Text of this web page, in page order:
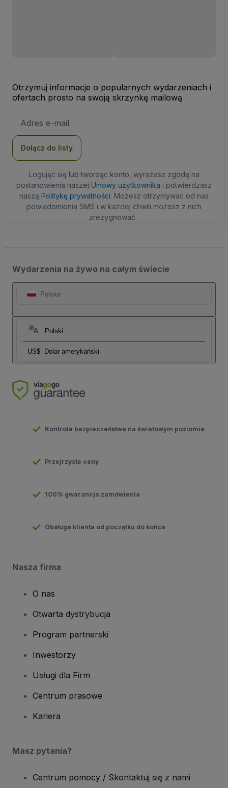
Otrzymuj informacje o popularnych wydarzeniach i
ofertach prosto na swoją skrzynkę mailową
e-
Dołącz do listy
Logując się lub tworząc konto, wyrażasz zgodę na
postanowienia naszej Umowy użytkownika i potwierdzasz
naszą Politykę prywatności. Możesz otrzymywać od nas
powiadomienia SMS i w każdej chwili możesz z nich
zrezygnować.
Wydarzenia na żywo na całym świecie
Polska
Polski
US$ Dolar amerykański
Kontrole bezpieczeństwa na światowym poziomie
Przejrzyste ceny
100% gwarancja zamówienia
Obsługa klienta od początku do końca
Nasza firma
O nas
Otwarta dystrybucja
Program partnerski
Inwestorzy
Usługi dla Firm
Centrum prasowe
Kariera
Masz pytania?
Centrum pomocy / Skontaktuj się z nami